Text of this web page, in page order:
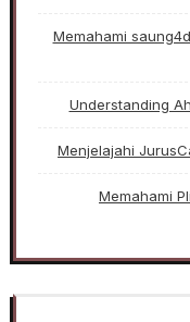
Memahami
Understanding
Menjelajahi
Memahami